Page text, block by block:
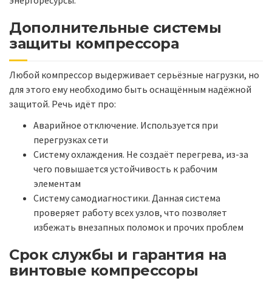
Дополнительные системы
защиты компрессора
Любой компрессор выдерживает серьёзные нагрузки, но
для этого ему необходимо быть оснащённым надёжной
защитой. Речь идёт про:
Аварийное отключение. Используется при
перегрузках сети
Систему охлаждения. Не создаёт перегрева, из-за
чего повышается устойчивость к рабочим
элементам
Систему самодиагностики. Данная система
проверяет работу всех узлов, что позволяет
избежать внезапных поломок и прочих проблем
Срок службы и гарантия на
винтовые компрессоры